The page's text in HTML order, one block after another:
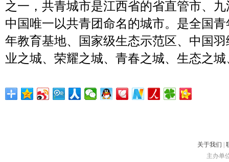
之一，共青城市是江西省的省直管市、
中国唯一以共青团命名的城市。是全国
年教育基地、国家级生态示范区、中国
业之城、荣耀之城、青春之城、生态之
关于我们
主办单